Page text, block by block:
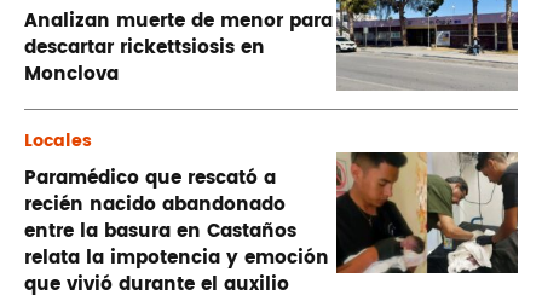
Analizan muerte de menor para
descartar rickettsiosis en
Monclova
Locales
Paramédico que rescató a
recién nacido abandonado
entre la basura en Castaños
relata la impotencia y emoción
que vivió durante el auxilio